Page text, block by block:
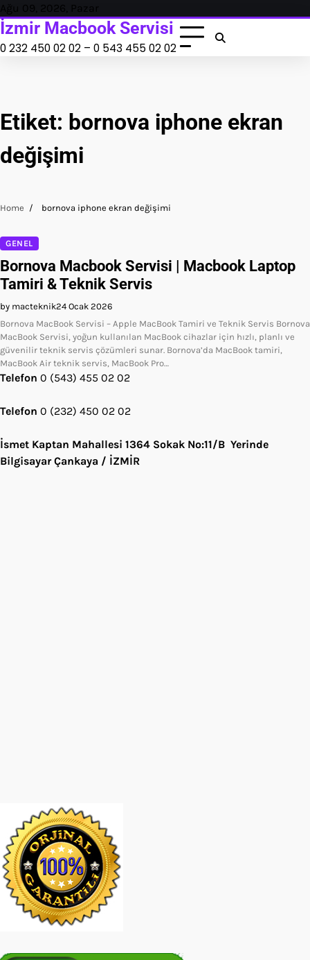
Skip
to
content
Ağu 09, 2026, Pazar
İzmir Macbook Servisi
0 232 450 02 02 – 0 543 455 02 02
Etiket: bornova iphone ekran
değişimi
Home bornova iphone ekran değişimi
GENEL
Bornova Macbook Servisi | Macbook Laptop
Tamiri & Teknik Servis
by macteknik24 Ocak 2026
Bornova MacBook Servisi – Apple MacBook Tamiri ve Teknik Servis Bornova
MacBook Servisi, yoğun kullanılan MacBook cihazlar için hızlı, planlı ve
güvenilir teknik servis çözümleri sunar. Bornova’da MacBook tamiri,
MacBook Air teknik servis, MacBook Pro…
Telefon 0 (543) 455 02 02
Telefon 0 (232) 450 02 02
İsmet Kaptan Mahallesi 1364 Sokak No:11/B Yerinde
Bilgisayar Çankaya / İZMİR